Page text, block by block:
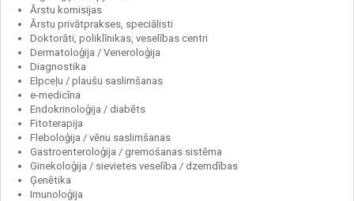
Ārstu komisijas
Ārstu privātprakses, speciālisti
Doktorāti, poliklīnikas, veselības centri
Dermatoloģija / Veneroloģija
Diagnostika
Elpceļu / plaušu saslimšanas
e-medicīna
Endokrinoloģija / diabēts
Fitoterapija
Fleboloģija / vēnu saslimšanas
Gastroenteroloģija / gremošanas sistēma
Ginekoloģija / sievietes veselība / dzemdības
Ģenētika
Imunoloģija